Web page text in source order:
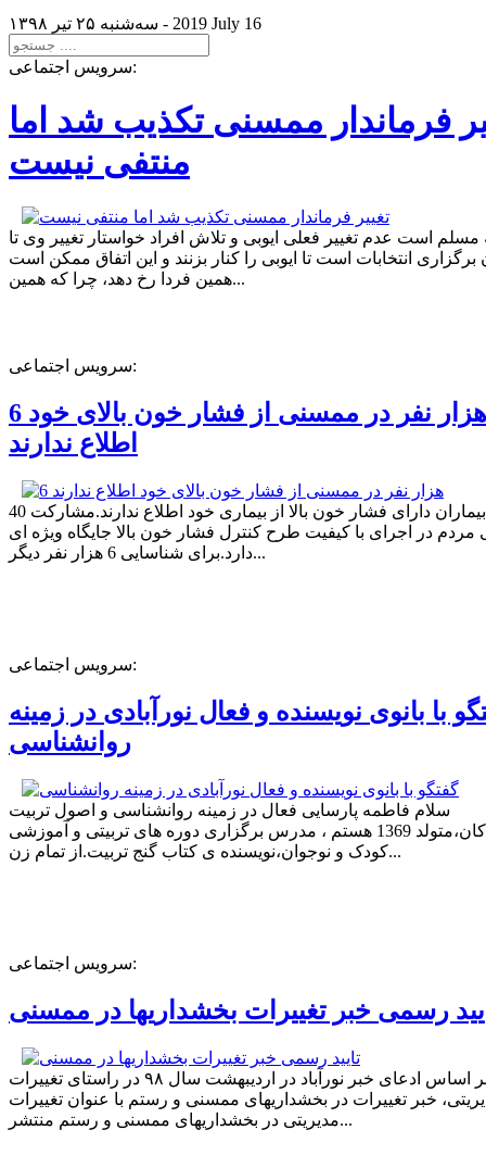
سه‌شنبه ۲۵ تير ۱۳۹۸ - 2019 July 16
سرویس اجتماعی:
فرماندار ممسنی تکذیب شد اما
منتفی نیست
مسلم است عدم تغییر فعلی ایوبی و تلاش افراد خواستار تغییر وی تا
برگزاری انتخابات است تا ایوبی را کنار بزنند و این اتفاق ممکن است
همین فردا رخ دهد، چرا که همین...
سرویس اجتماعی:
6 هزار نفر در ممسنی از فشار خون بالای خود
اطلاع ندارند
40 درصد بیماران دارای فشار خون بالا از بیماری خود اطلاع ندارند.مشارکت
در اجرای با کیفیت طرح کنترل فشار خون بالا جایگاه ویژه ای
دارد.برای شناسایی 6 هزار نفر دیگر...
سرویس اجتماعی:
با بانوی نویسنده و فعال نورآبادی در زمینه
روانشناسی
سلام فاطمه پارسایی فعال در زمینه روانشناسی و اصول تربیت
کودکان،متولد 1369 هستم ، مدرس برگزاری دوره های تربیتی و آموزشی
کودک و نوجوان،نویسنده ی کتاب گنج تربیت.از تمام زن...
سرویس اجتماعی:
رسمی خبر تغییرات بخشداریها در ممسنی
بر اساس ادعای خبر نورآباد در اردیبهشت سال ۹۸ در راستای تغییرات
خبر تغییرات در بخشداریهای ممسنی و رستم با عنوان تغییرات
مدیریتی در بخشداریهای ممسنی و رستم منتشر...